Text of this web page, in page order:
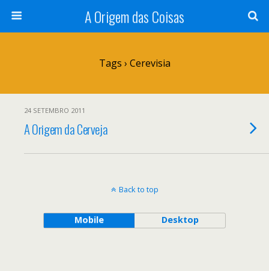
A Origem das Coisas
Tags › Cerevisia
24 SETEMBRO 2011
A Origem da Cerveja
Back to top
Mobile Desktop